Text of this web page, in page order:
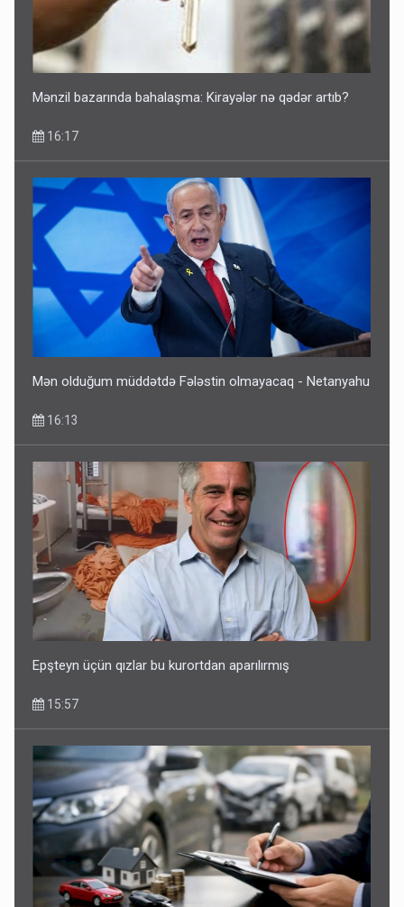
Mənzil bazarında bahalaşma: Kirayələr nə qədər artıb?
16:17
Mən olduğum müddətdə Fələstin olmayacaq - Netanyahu
16:13
Epşteyn üçün qızlar bu kurortdan aparılırmış
15:57